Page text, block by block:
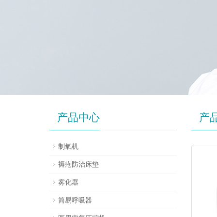
产
产品中心
制氧机
褥疮防治床垫
雾化器
简易呼吸器